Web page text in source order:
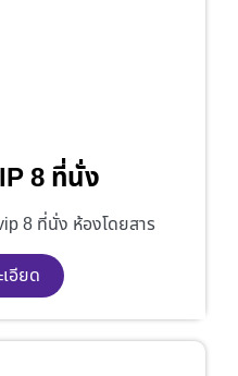
8 ที่นั่ง
8 ที่นั่ง ห้องโดยสาร
อียด